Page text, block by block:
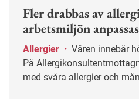
Fler drabbas av
arbetsmiljön anpassas
Allergier •
På
med svåra allergier och